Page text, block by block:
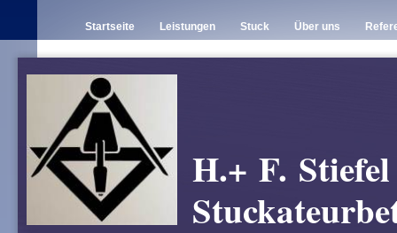
Startseite Leistungen Stuck Über uns
H.+ F.